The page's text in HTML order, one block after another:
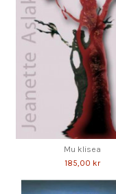
Mu klisea
185,00 kr